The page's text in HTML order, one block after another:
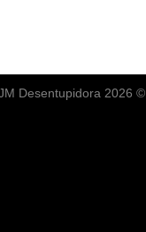
Desentupidora 2026 ©